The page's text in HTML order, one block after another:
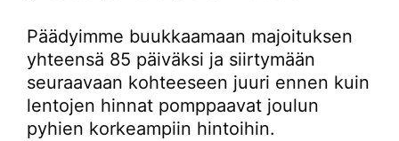
Päädyimme buukkaamaan majoituksen
yhteensä 85 päiväksi ja siirtymään
seuraavaan kohteeseen juuri ennen kuin
lentojen hinnat pomppaavat joulun
pyhien korkeampiin hintoihin.